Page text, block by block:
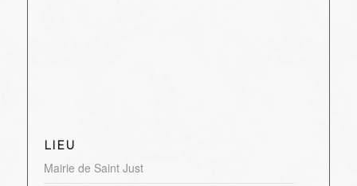
LIEU
Mairie de Saint Just